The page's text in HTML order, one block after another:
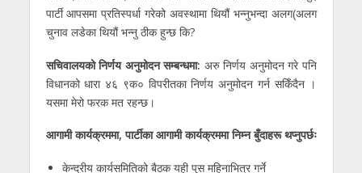
पार्टी आपसमा प्रतिस्पर्धा गरेको अवस्थामा थियौं भन्नुभन्दा अलग(अलग
चुनाव लडेका थियौं भन्नु ठीक हुन्छ कि?
सचिवालयको निर्णय अनुमोदन सम्बन्धमा: अरु निर्णय अनुमोदन गरे पनि
विधानको धारा ४६ ९क० विपरीतका निर्णय अनुमोदन गर्न सकिँदैन ।
यसमा मेरो फरक मत रहन्छ।
आगामी कार्यक्रममा,पार्टीका आगामी कार्यक्रममा निम्न बुँदाहरू थप्नुपर्छः
केन्द्रीय कार्यसमितिको बैठक यही पुस महिनाभित्र गर्ने